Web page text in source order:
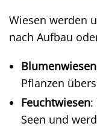
Wiesen werden
nach Aufbau
Blumenwiesen
Pflanzen
Feuchtwiesen:
Seen und